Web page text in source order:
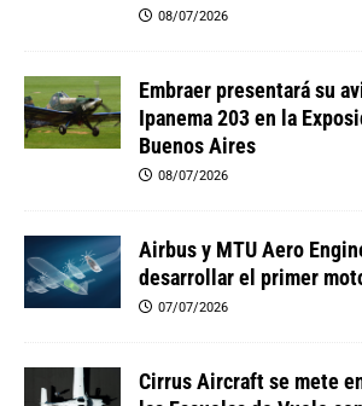
08/07/2026
Embraer presentará su
Ipanema 203 en la
Buenos Aires
08/07/2026
Airbus y MTU Aero
desarrollar el primer
07/07/2026
Cirrus Aircraft se mete